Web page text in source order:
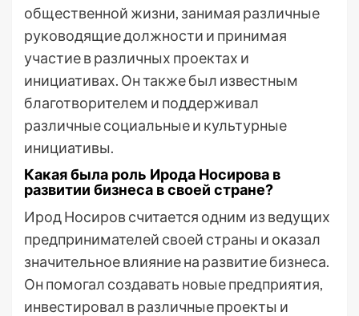
общественной жизни, занимая различные
руководящие должности и принимая
участие в различных проектах и
инициативах. Он также был известным
благотворителем и поддерживал
различные социальные и культурные
инициативы.
Какая была роль Ирода Носирова в
развитии бизнеса в своей стране?
Ирод Носиров считается одним из ведущих
предпринимателей своей страны и оказал
значительное влияние на развитие бизнеса.
Он помогал создавать новые предприятия,
инвестировал в различные проекты и